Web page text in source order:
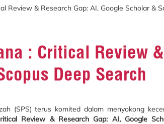
Review & Research Gap: AI, Google Scholar &
: Critical Review
Deep Search
(SPS) terus komited dalam menyokong
Review & Research Gap: AI, Google